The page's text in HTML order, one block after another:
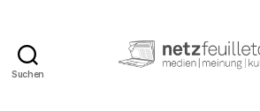
Suchen